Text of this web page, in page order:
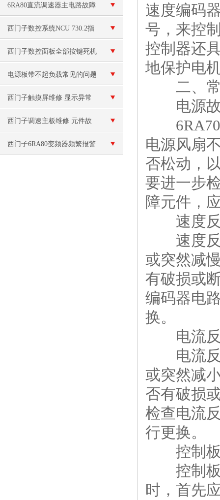
板无显示维修
6RA80直流调速器主电路故障
排查方法
西门子数控系统NCU 730.2指
示灯全亮维修
西门子数控面板全部按键死机
按不动维修
电源板带不起负载常见的问题
和解决方法
西门子触摸屏维修 显示异常
或花屏
西门子调速主板维修 元件故
障
西门子6RA80变频器频繁报警
速度编码
号，来控
控制器还
地保护电
二、常
电源故
6RA70
电源风扇
否松动，
要进一步
障元件，
速度反
速度反
或突然减
有破损或
编码器电
换。
电流反
电流反
或突然减
否有破损
检查电流
行更换。
控制板
控制板
时，首先